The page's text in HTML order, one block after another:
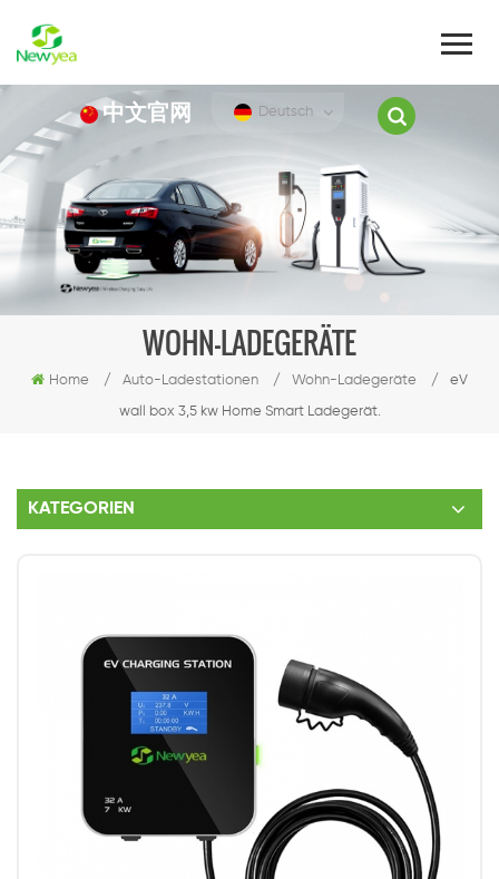
中文官网 Deutsch
WOHN-LADEGERÄTE
Home / Auto-Ladestationen / Wohn-Ladegeräte / eV
wall box 3,5 kw Home Smart Ladegerät.
KATEGORIEN